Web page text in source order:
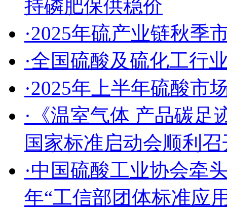
持磷肥保供稳价
·2025年硫产业链秋季
·全国硫酸及硫化工行
·2025年上半年硫酸市
·《温室气体 产品碳足
国家标准启动会顺利召
·中国硫酸工业协会牵
年“工信部团体标准应